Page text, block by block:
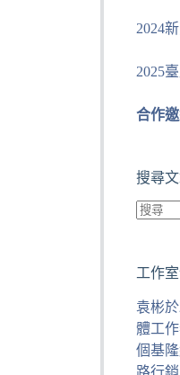
2024
2025
合作
搜尋
到
合
條
件
工作
袁彬
體工
個基